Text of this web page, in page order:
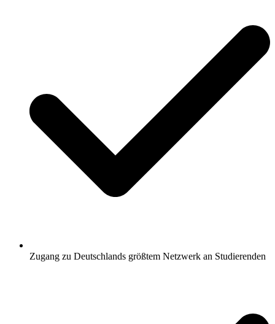
Zugang zu Deutschlands größtem Netzwerk an Studierenden